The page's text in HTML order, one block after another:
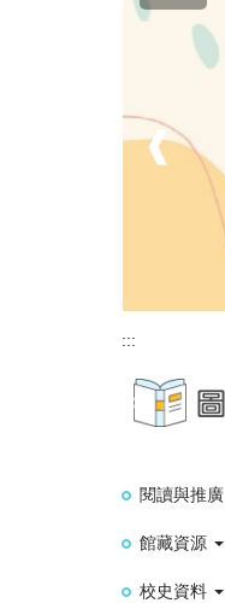
❰
:::
閱讀與推廣
館藏資源
校史資料